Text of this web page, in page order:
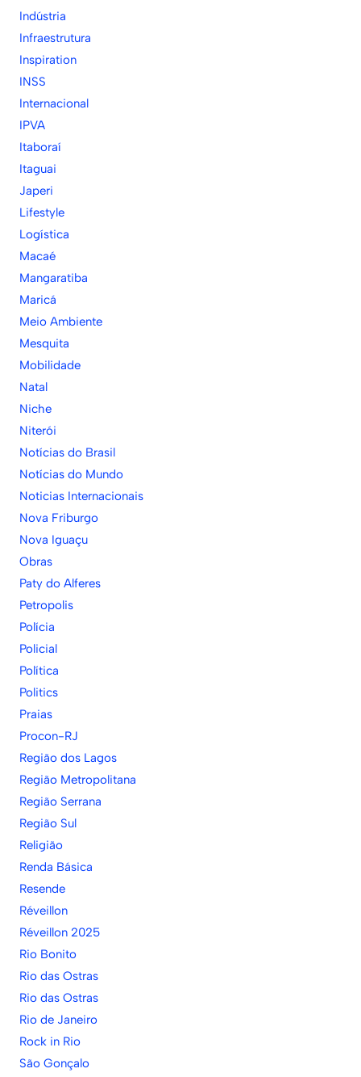
Indústria
Infraestrutura
Inspiration
INSS
Internacional
IPVA
Itaboraí
Itaguai
Japeri
Lifestyle
Logística
Macaé
Mangaratiba
Maricá
Meio Ambiente
Mesquita
Mobilidade
Natal
Niche
Niterói
Notícias do Brasil
Notícias do Mundo
Noticias Internacionais
Nova Friburgo
Nova Iguaçu
Obras
Paty do Alferes
Petropolis
Polícia
Policial
Política
Politics
Praias
Procon-RJ
Região dos Lagos
Região Metropolitana
Região Serrana
Região Sul
Religião
Renda Básica
Resende
Réveillon
Réveillon 2025
Rio Bonito
Rio das Ostras
Rio das Ostras
Rio de Janeiro
Rock in Rio
São Gonçalo